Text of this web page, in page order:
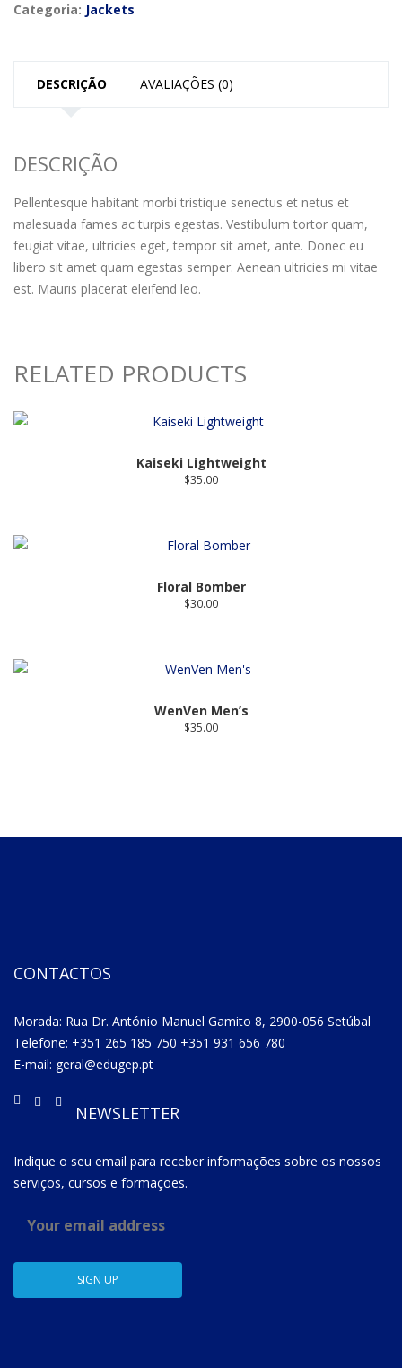
Categoria: Jackets
DESCRIÇÃO AVALIAÇÕES (0)
DESCRIÇÃO
Pellentesque habitant morbi tristique senectus et netus et
malesuada fames ac turpis egestas. Vestibulum tortor quam,
feugiat vitae, ultricies eget, tempor sit amet, ante. Donec eu
libero sit amet quam egestas semper. Aenean ultricies mi vitae
est. Mauris placerat eleifend leo.
RELATED PRODUCTS
Kaiseki Lightweight
$35.00
Floral Bomber
$30.00
WenVen Men’s
$35.00
CONTACTOS
Morada: Rua Dr. António Manuel Gamito 8, 2900-056 Setúbal
Telefone: +351 265 185 750 +351 931 656 780
E-mail: geral@edugep.pt
NEWSLETTER
Indique o seu email para receber informações sobre os nossos
serviços, cursos e formações.